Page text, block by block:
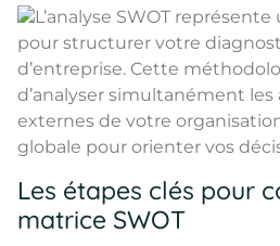
L’analyse SWOT
pour structurer votre
d’entreprise. Cette
d’analyser simultanément
externes de votre
globale pour orienter vos
Les étapes clés pour
matrice SWOT